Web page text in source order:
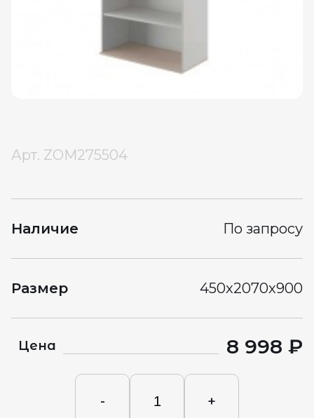
Арт. ZOM275504
Наличие По запросу
Размер 450x2070x900
Цена 8 998 ₽
- +